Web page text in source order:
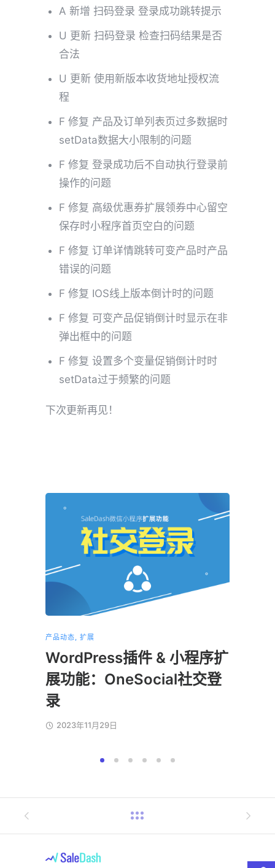
A 新增 扫码登录 登录成功跳转提示
U 更新 扫码登录 检查扫码结果是否
合法
U 更新 使用新版本收货地址授权流
程
F 修复 产品及订单列表页过多数据时
setData数据大小限制的问题
F 修复 登录成功后不自动执行登录前
操作的问题
F 修复 高级优惠券扩展领券中心留空
保存时小程序首页空白的问题
F 修复 订单详情跳转可变产品时产品
错误的问题
F 修复 IOS线上版本倒计时的问题
F 修复 可变产品促销倒计时显示在非
弹出框中的问题
F 修复 设置多个变量促销倒计时时
setData过于频繁的问题
下次更新再见！
产品动态 扩展
WordPress插件 & 小程序扩
展功能：OneSocial社交登
录
2023年11月29日